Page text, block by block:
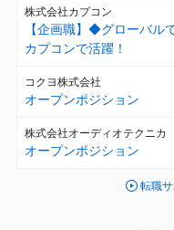
株式会社カプコン
【企画職】◆グローバル
カプコンで活躍！
コクヨ株式会社
オープンポジション
株式会社オーディオテクニカ
オープンポジション
転職